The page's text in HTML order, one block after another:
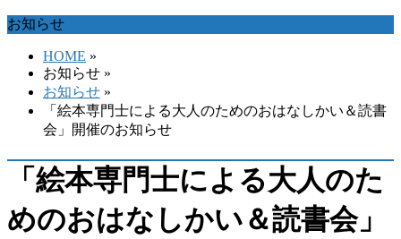
お知らせ
HOME »
お知らせ »
お知らせ »
「絵本専門士による大人のためのおはなしかい＆読書
会」開催のお知らせ
「絵本専門士による大人のた
めのおはなしかい＆読書会」